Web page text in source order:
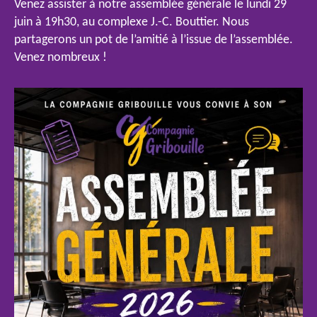
Venez assister à notre assemblée générale le lundi 29
juin à 19h30, au complexe J.-C. Bouttier. Nous
partagerons un pot de l’amitié à l’issue de l’assemblée.
Venez nombreux !